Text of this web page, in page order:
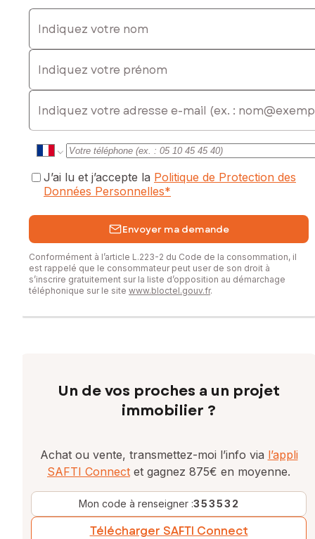
Indiquez votre nom
Indiquez votre prénom
E-mail
J’ai lu et j’accepte la Politique de Protection des
Données Personnelles*
Envoyer ma demande
Conformément à l’article L.223-2 du Code de la consommation, il
est rappelé que le consommateur peut user de son droit à
s’inscrire gratuitement sur la liste d’opposition au démarchage
téléphonique sur le site www.bloctel.gouv.fr.
Un de vos proches a un projet
immobilier ?
Achat ou vente, transmettez-moi l’info via l’appli
SAFTI Connect et gagnez 875€ en moyenne.
Mon code à renseigner :353532
Télécharger SAFTI Connect